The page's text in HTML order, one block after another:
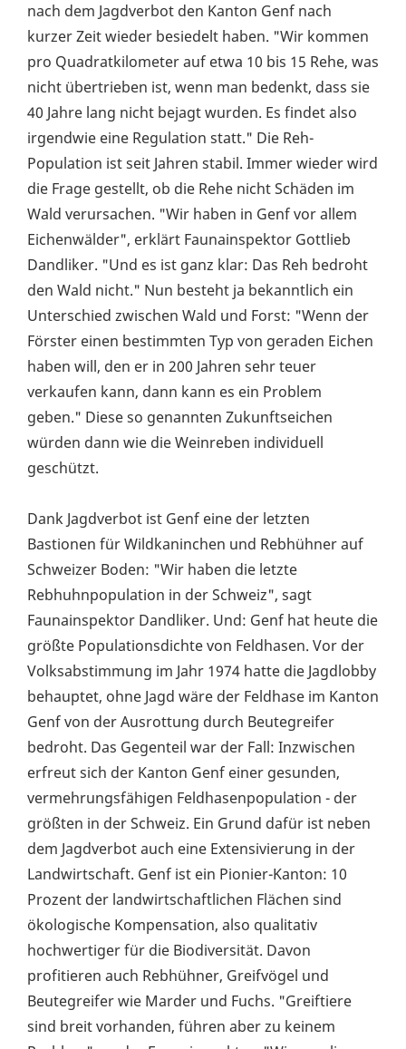
nach dem Jagdverbot den Kanton Genf nach
kurzer Zeit wieder besiedelt haben. "Wir kommen
pro Quadratkilometer auf etwa 10 bis 15 Rehe, was
nicht übertrieben ist, wenn man bedenkt, dass sie
40 Jahre lang nicht bejagt wurden. Es findet also
irgendwie eine Regulation statt." Die Reh-
Population ist seit Jahren stabil. Immer wieder wird
die Frage gestellt, ob die Rehe nicht Schäden im
Wald verursachen. "Wir haben in Genf vor allem
Eichenwälder", erklärt Faunainspektor Gottlieb
Dandliker. "Und es ist ganz klar: Das Reh bedroht
den Wald nicht." Nun besteht ja bekanntlich ein
Unterschied zwischen Wald und Forst: "Wenn der
Förster einen bestimmten Typ von geraden Eichen
haben will, den er in 200 Jahren sehr teuer
verkaufen kann, dann kann es ein Problem
geben." Diese so genannten Zukunftseichen
würden dann wie die Weinreben individuell
geschützt.
Dank Jagdverbot ist Genf eine der letzten
Bastionen für Wildkaninchen und Rebhühner auf
Schweizer Boden: "Wir haben die letzte
Rebhuhnpopulation in der Schweiz", sagt
Faunainspektor Dandliker. Und: Genf hat heute die
größte Populationsdichte von Feldhasen. Vor der
Volksabstimmung im Jahr 1974 hatte die Jagdlobby
behauptet, ohne Jagd wäre der Feldhase im Kanton
Genf von der Ausrottung durch Beutegreifer
bedroht. Das Gegenteil war der Fall: Inzwischen
erfreut sich der Kanton Genf einer gesunden,
vermehrungsfähigen Feldhasenpopulation - der
größten in der Schweiz. Ein Grund dafür ist neben
dem Jagdverbot auch eine Extensivierung in der
Landwirtschaft. Genf ist ein Pionier-Kanton: 10
Prozent der landwirtschaftlichen Flächen sind
ökologische Kompensation, also qualitativ
hochwertiger für die Biodiversität. Davon
profitieren auch Rebhühner, Greifvögel und
Beutegreifer wie Marder und Fuchs. "Greiftiere
sind breit vorhanden, führen aber zu keinem